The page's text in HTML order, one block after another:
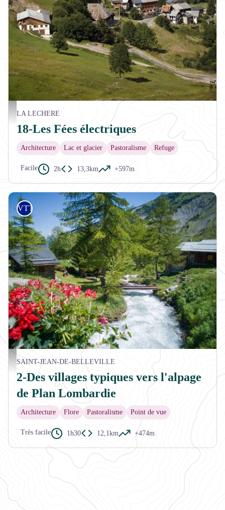
Point de vue sur le village de Celliers - CCVA
LA LECHERE
18-Les Fées électriques
Architecture Lac et glacier Pastoralisme Refuge
Facile 2h 13,3km +597m
Village des Deux Nants - aptv_redac
VTT
SAINT-JEAN-DE-BELLEVILLE
2-Des villages typiques vers l'alpage
de Plan Lombardie
Architecture Flore Pastoralisme Point de vue
Très facile 1h30 12,1km +474m